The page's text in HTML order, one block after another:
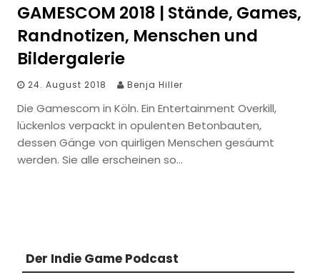
GAMESCOM 2018 | Stände, Games,
Randnotizen, Menschen und
Bildergalerie
24. August 2018 Benja Hiller
Die Gamescom in Köln. Ein Entertainment Overkill,
lückenlos verpackt in opulenten Betonbauten,
dessen Gänge von quirligen Menschen gesäumt
werden. Sie alle erscheinen so…
Der Indie Game Podcast